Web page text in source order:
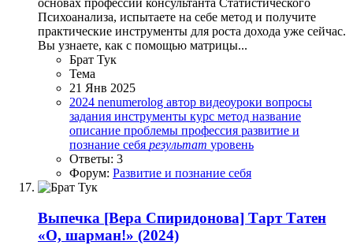
основах профессии консультанта Статистического
Психоанализа, испытаете на себе метод и получите
практические инструменты для роста дохода уже сейчас.
Вы узнаете, как с помощью матрицы...
Брат Тук
Тема
21 Янв 2025
2024 nenumerolog автор видеоуроки вопросы
задания инструменты курс метод название
описание проблемы профессия развитие и
познание себя результат уровень
Ответы: 3
Форум: Развитие и познание себя
Выпечка [Вера Спиридонова] Тарт Татен
«О, шарман!» (2024)